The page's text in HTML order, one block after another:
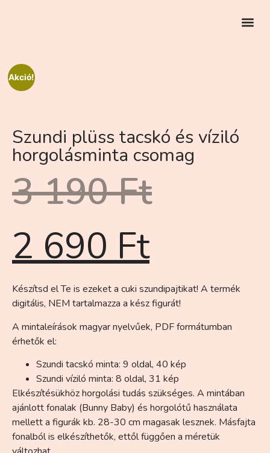
Akció!
Szundi plüss tacskó és víziló
horgolásminta csomag
3 190Ft
2 690Ft
Készítsd el Te is ezeket a cuki szundipajtikat! A termék
digitális, NEM tartalmazza a kész figurát!
A mintaleírások magyar nyelvűek, PDF formátumban
érhetők el:
Szundi tacskó minta: 9 oldal, 40 kép
Szundi víziló minta: 8 oldal, 31 kép
Elkészítésükhöz horgolási tudás szükséges. A mintában
ajánlott fonalak (Bunny Baby) és horgolótű használata
mellett a figurák kb. 28-30 cm magasak lesznek. Másfajta
fonalból is elkészíthetők, ettől függően a méretük